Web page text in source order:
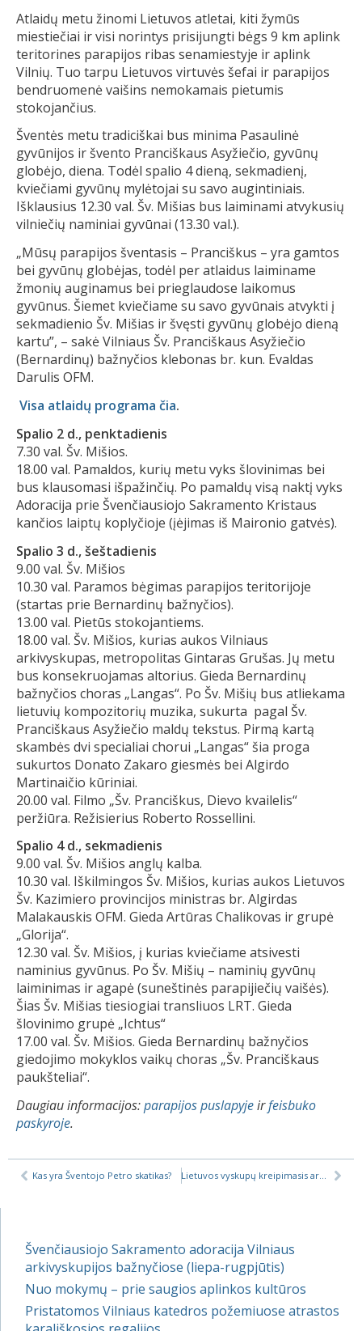
Atlaidų metu žinomi Lietuvos atletai, kiti žymūs
miestiečiai ir visi norintys prisijungti bėgs 9 km aplink
teritorines parapijos ribas senamiestyje ir aplink
Vilnių. Tuo tarpu Lietuvos virtuvės šefai ir parapijos
bendruomenė vaišins nemokamais pietumis
stokojančius.
Šventės metu tradiciškai bus minima Pasaulinė
gyvūnijos ir švento Pranciškaus Asyžiečio, gyvūnų
globėjo, diena. Todėl spalio 4 dieną, sekmadienį,
kviečiami gyvūnų mylėtojai su savo augintiniais.
Išklausius 12.30 val. Šv. Mišias bus laiminami atvykusių
vilniečių naminiai gyvūnai (13.30 val.).
„Mūsų parapijos šventasis – Pranciškus – yra gamtos
bei gyvūnų globėjas, todėl per atlaidus laiminame
žmonių auginamus bei prieglaudose laikomus
gyvūnus. Šiemet kviečiame su savo gyvūnais atvykti į
sekmadienio Šv. Mišias ir švęsti gyvūnų globėjo dieną
kartu”, – sakė Vilniaus Šv. Pranciškaus Asyžiečio
(Bernardinų) bažnyčios klebonas br. kun. Evaldas
Darulis OFM.
Visa atlaidų programa čia.
Spalio 2 d., penktadienis
7.30 val. Šv. Mišios.
18.00 val. Pamaldos, kurių metu vyks šlovinimas bei
bus klausomasi išpažinčių. Po pamaldų visą naktį vyks
Adoracija prie Švenčiausiojo Sakramento Kristaus
kančios laiptų koplyčioje (įėjimas iš Maironio gatvės).
Spalio 3 d., šeštadienis
9.00 val. Šv. Mišios
10.30 val. Paramos bėgimas parapijos teritorijoje
(startas prie Bernardinų bažnyčios).
13.00 val. Pietūs stokojantiems.
18.00 val. Šv. Mišios, kurias aukos Vilniaus
arkivyskupas, metropolitas Gintaras Grušas. Jų metu
bus konsekruojamas altorius. Gieda Bernardinų
bažnyčios choras „Langas“. Po Šv. Mišių bus atliekama
lietuvių kompozitorių muzika, sukurta pagal Šv.
Pranciškaus Asyžiečio maldų tekstus. Pirmą kartą
skambės dvi specialiai chorui „Langas“ šia proga
sukurtos Donato Zakaro giesmės bei Algirdo
Martinaičio kūriniai.
20.00 val. Filmo „Šv. Pranciškus, Dievo kvailelis“
peržiūra. Režisierius Roberto Rossellini.
Spalio 4 d., sekmadienis
9.00 val. Šv. Mišios anglų kalba.
10.30 val. Iškilmingos Šv. Mišios, kurias aukos Lietuvos
Šv. Kazimiero provincijos ministras br. Algirdas
Malakauskis OFM. Gieda Artūras Chalikovas ir grupė
„Glorija“.
12.30 val. Šv. Mišios, į kurias kviečiame atsivesti
naminius gyvūnus. Po Šv. Mišių – naminių gyvūnų
laiminimas ir agapė (suneštinės parapijiečių vaišės).
Šias Šv. Mišias tiesiogiai transliuos LRT. Gieda
šlovinimo grupė „Ichtus“
17.00 val. Šv. Mišios. Gieda Bernardinų bažnyčios
giedojimo mokyklos vaikų choras „Šv. Pranciškaus
paukšteliai“.
Daugiau informacijos:parapijos puslapyjeirfeisbuko
paskyroje.
Kas yra Šventojo Petro skatikas? Lietuvos vyskupų kreipimasis artėjant rinkimams
Švenčiausiojo Sakramento adoracija Vilniaus
arkivyskupijos bažnyčiose (liepa-rugpjūtis)
Nuo mokymų – prie saugios aplinkos kultūros
Pristatomos Vilniaus katedros požemiuose atrastos